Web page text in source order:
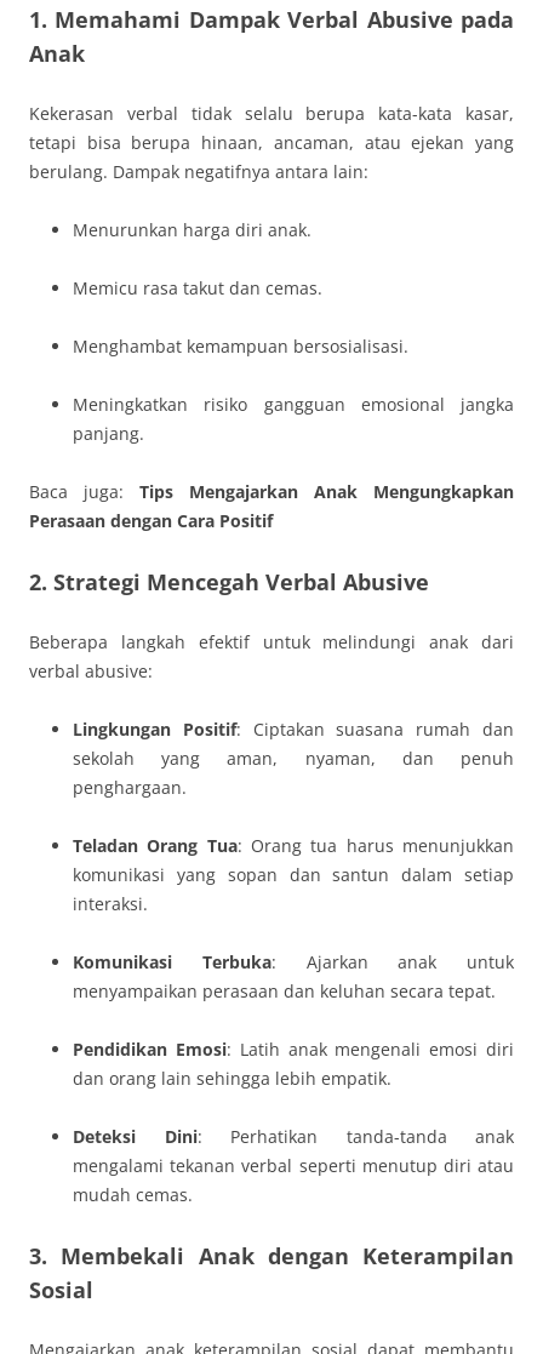
1. Memahami Dampak Verbal Abusive pada
Anak
Kekerasan verbal tidak selalu berupa kata-kata kasar,
tetapi bisa berupa hinaan, ancaman, atau ejekan yang
berulang. Dampak negatifnya antara lain:
Menurunkan harga diri anak.
Memicu rasa takut dan cemas.
Menghambat kemampuan bersosialisasi.
Meningkatkan risiko gangguan emosional jangka
panjang.
Baca juga: Tips Mengajarkan Anak Mengungkapkan
Perasaan dengan Cara Positif
2. Strategi Mencegah Verbal Abusive
Beberapa langkah efektif untuk melindungi anak dari
verbal abusive:
Lingkungan Positif: Ciptakan suasana rumah dan
sekolah yang aman, nyaman, dan penuh
penghargaan.
Teladan Orang Tua: Orang tua harus menunjukkan
komunikasi yang sopan dan santun dalam setiap
interaksi.
Komunikasi Terbuka: Ajarkan anak untuk
menyampaikan perasaan dan keluhan secara tepat.
Pendidikan Emosi: Latih anak mengenali emosi diri
dan orang lain sehingga lebih empatik.
Deteksi Dini: Perhatikan tanda-tanda anak
mengalami tekanan verbal seperti menutup diri atau
mudah cemas.
3. Membekali Anak dengan Keterampilan
Sosial